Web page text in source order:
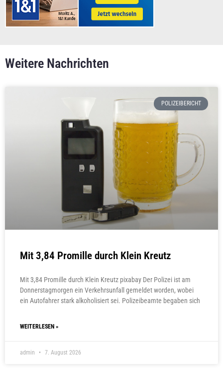
Weitere Nachrichten
POLIZEIBERICHT
Mit 3,84 Promille durch Klein Kreutz
Mit 3,84 Promille durch Klein Kreutz pixabay Der Polizei ist am
Donnerstagmorgen ein Verkehrsunfall gemeldet worden, wobei
ein Autofahrer stark alkoholisiert sei. Polizeibeamte begaben sich
WEITERLESEN »
admin 7. August 2026